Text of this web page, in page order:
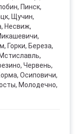
Пинск,
Щучин,
Несвиж,
Горки, Береза,
Червень,
Осиповичи,
Молодечно,